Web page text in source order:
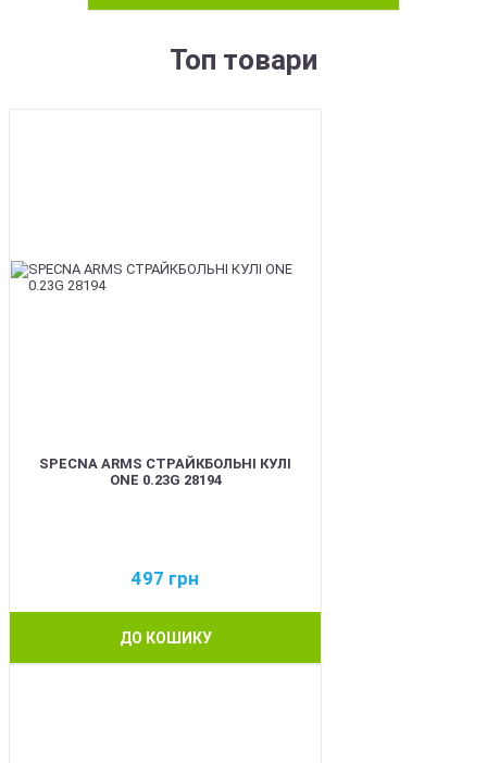
Топ товари
SPECNA ARMS СТРАЙКБОЛЬНІ КУЛІ
ONE 0.23G 28194
497 грн
ДО КОШИКУ